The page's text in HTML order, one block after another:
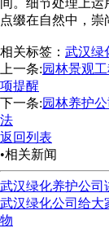
间。细节处理上运
点缀在自然中，
相关标签： 武汉绿
上一条:园林景观
项提醒
下一条:园林养护
法
返回列表
•相关新闻
武汉绿化养护公司
武汉绿化公司给大
物